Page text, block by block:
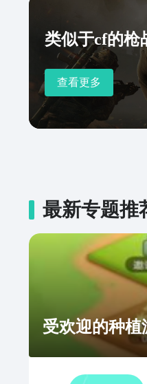
类似于cf的枪
查看更多
最新专题推
受欢迎的种